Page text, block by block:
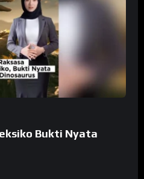
Bukti Nyata